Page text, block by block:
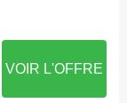
VOIR L'OFFRE